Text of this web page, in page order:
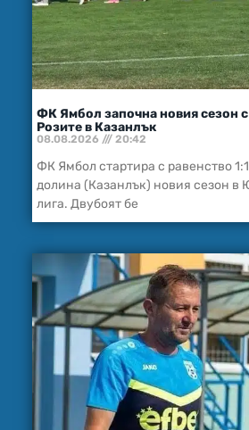
ФК Ямбол започна новия сезон
Розите в Казанлък
08.08.2026 20:42
ФК Ямбол стартира с равенство
долина (Казанлък) новия сезон в
лига. Двубоят бе